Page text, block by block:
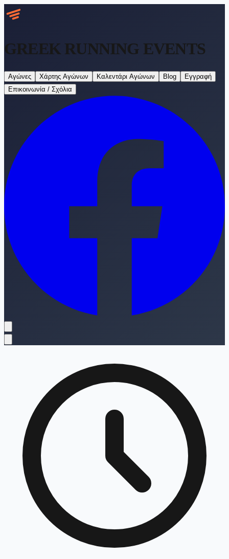
GREEK RUNNING EVENTS
Αγώνες Χάρτης Αγώνων Καλεντάρι Αγώνων Blog
Εγγραφή
Επικοινωνία / Σχόλια